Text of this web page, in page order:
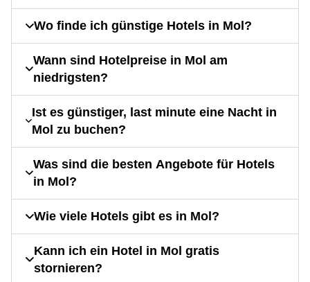
Wo finde ich günstige Hotels in Mol?
Wann sind Hotelpreise in Mol am
niedrigsten?
Ist es günstiger, last minute eine Nacht in
Mol zu buchen?
Was sind die besten Angebote für Hotels
in Mol?
Wie viele Hotels gibt es in Mol?
Kann ich ein Hotel in Mol gratis
stornieren?